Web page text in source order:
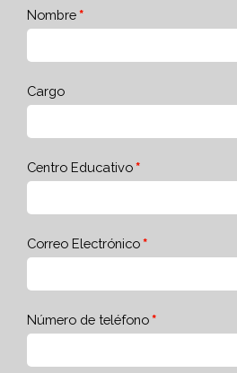
Nombre
Cargo
Centro Educativo
Correo Electrónico
Número de teléfono